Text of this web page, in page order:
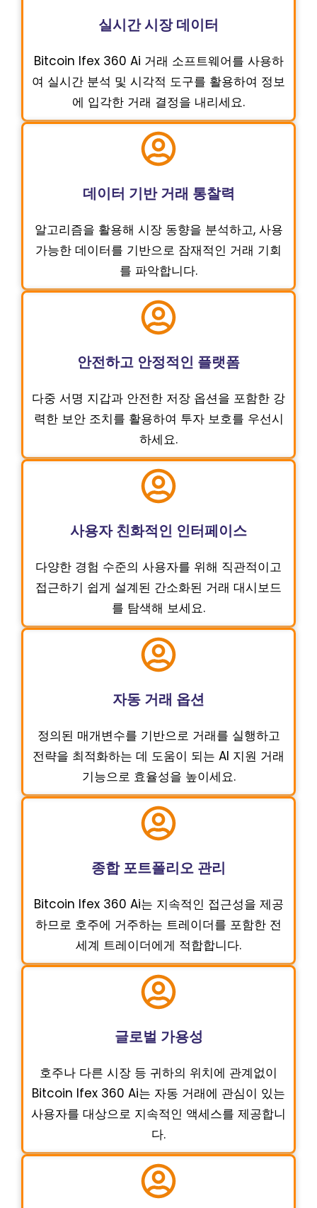
실시간 시장 데이터
Bitcoin Ifex 360 Ai 거래 소프트웨어를 사용하
여 실시간 분석 및 시각적 도구를 활용하여 정보
에 입각한 거래 결정을 내리세요.
데이터 기반 거래 통찰력
알고리즘을 활용해 시장 동향을 분석하고, 사용
가능한 데이터를 기반으로 잠재적인 거래 기회
를 파악합니다.
안전하고 안정적인 플랫폼
다중 서명 지갑과 안전한 저장 옵션을 포함한 강
력한 보안 조치를 활용하여 투자 보호를 우선시
하세요.
사용자 친화적인 인터페이스
다양한 경험 수준의 사용자를 위해 직관적이고
접근하기 쉽게 설계된 간소화된 거래 대시보드
를 탐색해 보세요.
자동 거래 옵션
정의된 매개변수를 기반으로 거래를 실행하고
전략을 최적화하는 데 도움이 되는 AI 지원 거래
기능으로 효율성을 높이세요.
종합 포트폴리오 관리
Bitcoin Ifex 360 Ai는 지속적인 접근성을 제공
하므로 호주에 거주하는 트레이더를 포함한 전
세계 트레이더에게 적합합니다.
글로벌 가용성
호주나 다른 시장 등 귀하의 위치에 관계없이
Bitcoin Ifex 360 Ai는 자동 거래에 관심이 있는
사용자를 대상으로 지속적인 액세스를 제공합니
다.